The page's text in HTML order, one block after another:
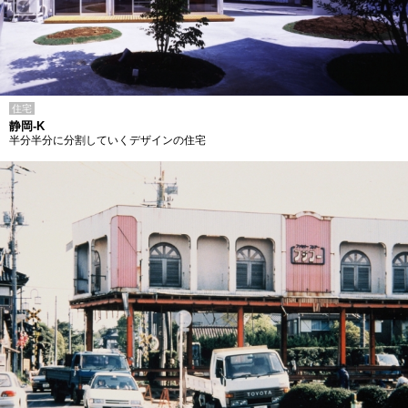
住宅
静岡-K
半分半分に分割していくデザインの住宅